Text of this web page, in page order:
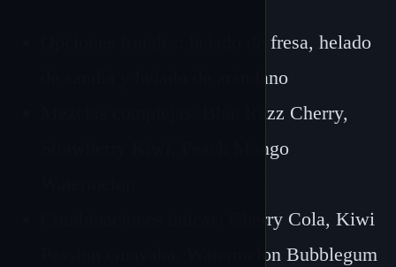
Opciones frutales: helado de fresa, helado
de sandía y helado de arándano
Mezclas complejas: Blue Razz Cherry,
Strawberry Kiwi, Peach Mango
Combinaciones únicas: Cherry Cola, Kiwi
Passion Guayaba, Watermelon Bubblegum